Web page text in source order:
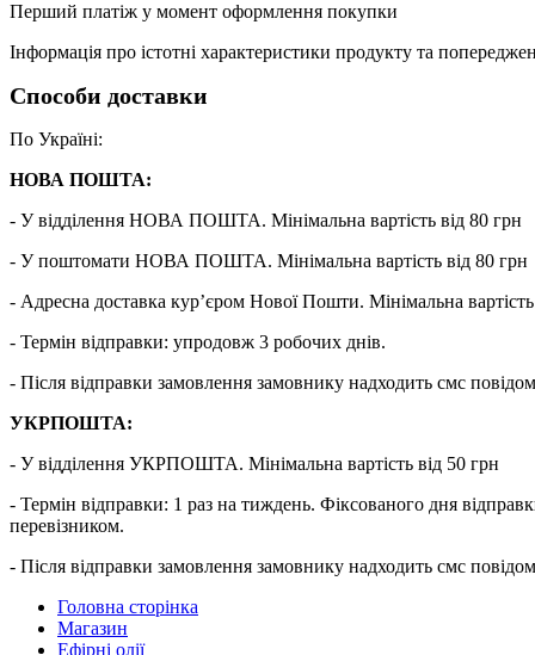
Перший платіж у момент оформлення покупки
Інформація про істотні характеристики продукту та
Способи доставки
По Україні:
НОВА ПОШТА:
- У відділення НОВА ПОШТА. Мінімальна вартість від 80 грн
- У поштомати НОВА ПОШТА. Мінімальна вартість від 80 грн
- Адресна доставка кур’єром Нової Пошти. Мінімальна вартість
- Термін відправки: упродовж 3 робочих днів.
- Після відправки замовлення замовнику надходить смс
УКРПОШТА:
- У відділення УКРПОШТА. Мінімальна вартість від 50 грн
- Термін відправки: 1 раз на тиждень. Фіксованого дня
перевізником.
- Після відправки замовлення замовнику надходить смс
Головна сторінка
Магазин
Ефірні олії